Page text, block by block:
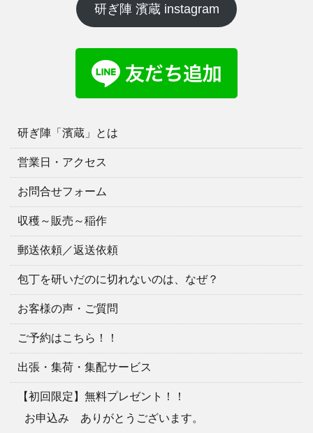
研ぎ陣 濱蔵 instagram
研ぎ陣「濱蔵」とは
営業日・アクセス
お問合せフォーム
収穫～販売～稲作
郵送依頼／返送依頼
包丁を研いだのに切れないのは、なぜ？
お客様の声・ご質問
ご予約はこちら！！
出張・集荷・集配サービス
【初回限定】無料プレゼント！！
お申込み ありがとうございます。